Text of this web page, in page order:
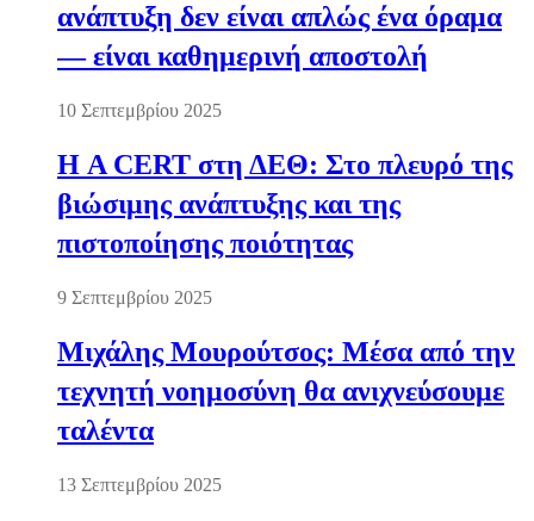
ανάπτυξη δεν είναι απλώς ένα όραμα
— είναι καθημερινή αποστολή
10 Σεπτεμβρίου 2025
Η A CERT στη ΔΕΘ: Στο πλευρό της
βιώσιμης ανάπτυξης και της
πιστοποίησης ποιότητας
9 Σεπτεμβρίου 2025
Μιχάλης Μουρούτσος: Μέσα από την
τεχνητή νοημοσύνη θα ανιχνεύσουμε
ταλέντα
13 Σεπτεμβρίου 2025